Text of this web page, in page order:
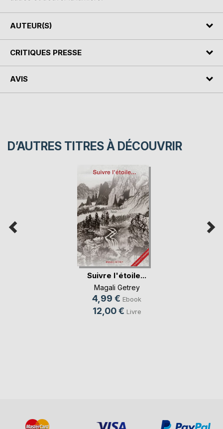
AUTEUR(S)
CRITIQUES PRESSE
AVIS
D’AUTRES TITRES À DÉCOUVRIR
Suivre l'étoile...
Magali Getrey
4,99 € Ebook
12,00 € Livre